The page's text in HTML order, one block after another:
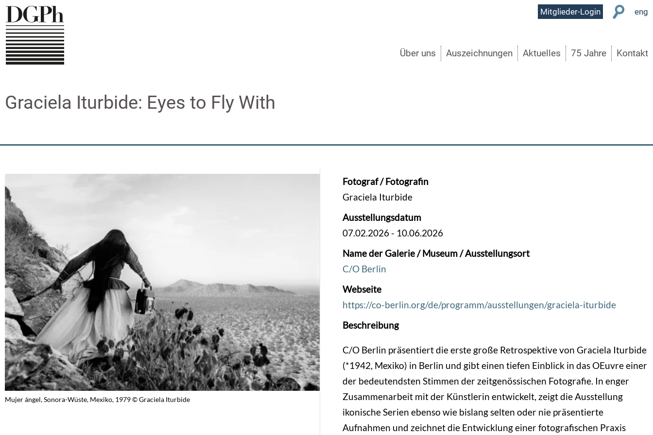
Direkt
zum
Inhalt
User
Mitglieder-Login eng
Über uns Auszeichnungen Aktuelles 75 Jahre Kontakt
Graciela Iturbide: Eyes to Fly With
Mujer ángel, Sonora-Wüste, Mexiko, 1979 © Graciela Iturbide
Fotograf / Fotografin
Graciela Iturbide
Ausstellungsdatum
07.02.2026 - 10.06.2026
Name der Galerie / Museum / Ausstellungsort
C/O Berlin
Webseite
https://co-berlin.org/de/programm/ausstellungen/graciela-iturbide
Beschreibung
C/O Berlin präsentiert die erste große Retrospektive von Graciela Iturbide
(*1942, Mexiko) in Berlin und gibt einen tiefen Einblick in das OEuvre einer
der bedeutendsten Stimmen der zeitgenössischen Fotografie. In enger
Zusammenarbeit mit der Künstlerin entwickelt, zeigt die Ausstellung
ikonische Serien ebenso wie bislang selten oder nie präsentierte
Aufnahmen und zeichnet die Entwicklung einer fotografischen Praxis